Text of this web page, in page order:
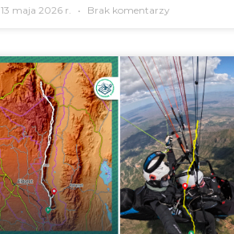
13 maja 2026 r. Brak komentarzy